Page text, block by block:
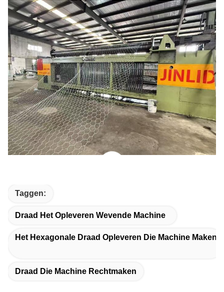
Taggen:
Draad Het Opleveren Wevende Machine
Het Hexagonale Draad Opleveren Die Machine Maken
Draad Die Machine Rechtmaken